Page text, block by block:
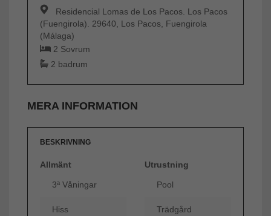
Residencial Lomas de Los Pacos. Los Pacos
(Fuengirola). 29640, Los Pacos, Fuengirola
(Málaga)
2 Sovrum
2 badrum
MERA INFORMATION
BESKRIVNING
Allmänt
3ª Våningar
Hiss
Utrustning
Pool
Trädgård